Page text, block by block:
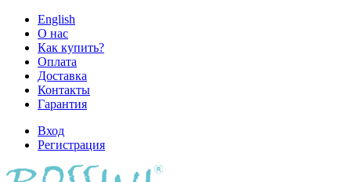
English
О нас
Как купить?
Оплата
Доставка
Контакты
Гарантия
Вход
Регистрация